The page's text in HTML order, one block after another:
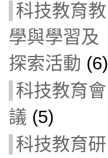
科技教育教
學與學習及
探索活動 (6)
科技教育會
議 (5)
科技教育研